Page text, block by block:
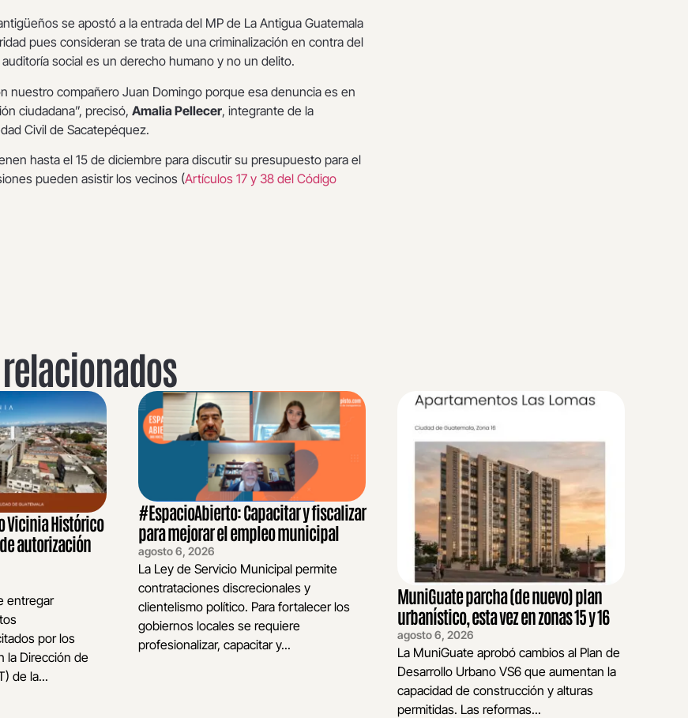
se apostó a la entrada del MP de La Antigua Guatemala
pues consideran se trata de una criminalización en contra del
social es un derecho humano y no un delito.
nuestro compañero Juan Domingo porque esa denuncia es en
ciudadana”, precisó, Amalia Pellecer, integrante de la
Civil de Sacatepéquez.
hasta el 15 de diciembre para discutir su presupuesto para el
pueden asistir los vecinos (Artículos 17 y 38 del Código
Vicinia Histórico
autorización
entregar
por los
la Dirección de
de la...
#EspacioAbierto: Capacitar y fiscalizar
para mejorar el empleo municipal
agosto 6, 2026
La Ley de Servicio Municipal permite
contrataciones discrecionales y
clientelismo político. Para fortalecer los
gobiernos locales se requiere
profesionalizar, capacitar y...
MuniGuate parcha (de nuevo) plan
urbanístico, esta vez en zonas 15 y 16
agosto 6, 2026
La MuniGuate aprobó cambios al Plan de
Desarrollo Urbano VS6 que aumentan la
capacidad de construcción y alturas
permitidas. Las reformas...